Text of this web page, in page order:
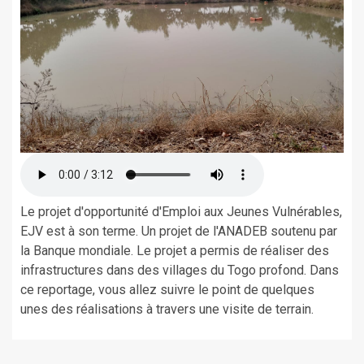
Le projet d'opportunité d'Emploi aux Jeunes Vulnérables,
EJV est à son terme. Un projet de l'ANADEB soutenu par
la Banque mondiale. Le projet a permis de réaliser des
infrastructures dans des villages du Togo profond. Dans
ce reportage, vous allez suivre le point de quelques
unes des réalisations à travers une visite de terrain.